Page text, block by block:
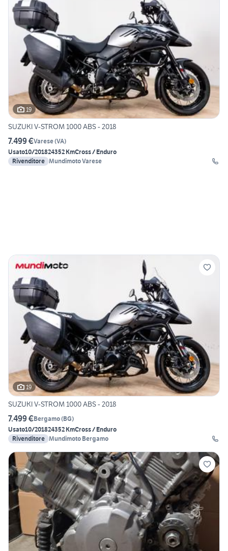
19
SUZUKI V-STROM 1000 ABS - 2018
7.499 €Varese(VA)
Usato10/201824352 KmCross / Enduro
Rivenditore Mundimoto Varese
19
SUZUKI V-STROM 1000 ABS - 2018
7.499 €Bergamo(BG)
Usato10/201824352 KmCross / Enduro
Rivenditore Mundimoto Bergamo